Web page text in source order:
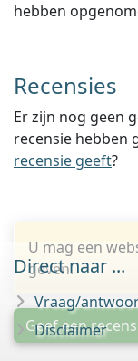
hebben
Recensies
Er zijn nog geen
recensie hebben
recensie geeft?
U mag een
geven.
Geef een
Direct naar ...
Vraag/
Disclaimer